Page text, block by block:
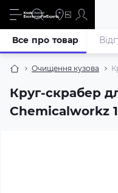
Очищення кузова
Круг-скрабер
Chemicalworkz
Все про товар